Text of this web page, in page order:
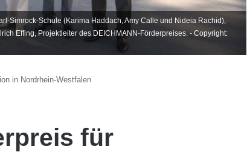
Simrock-Schule (Karima Haddach, Amy Calle und Nideia Rachid),
Effing, Projektleiter des DEICHMANN-Förderpreises. - Copyright:
in Nordrhein-Westfalen
für